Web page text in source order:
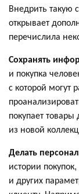
Внедрить такую
открывает
перечислила
Сохранять
и покупка
с которой могут
покупает
из новой
Делать
истории
и других